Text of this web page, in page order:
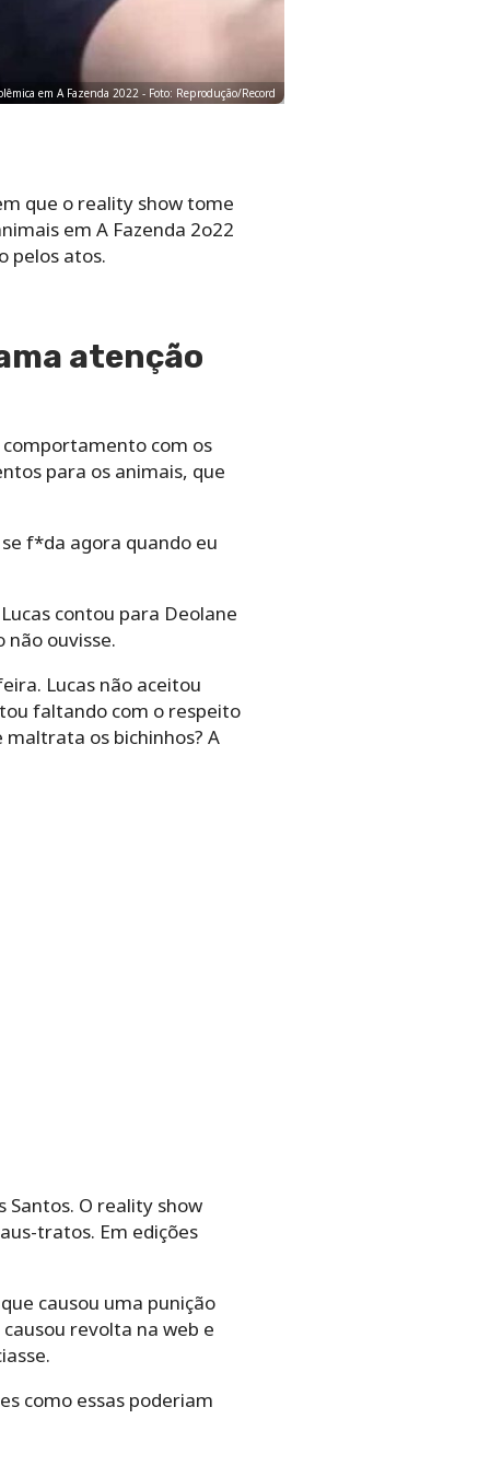
em A Fazenda 2022 - Foto: Reprodução/Record
que o reality show tome
em A Fazenda 2o22
pelos atos.
atenção
comportamento com os
para os animais, que
f*da agora quando eu
contou para Deolane
não ouvisse.
Lucas não aceitou
faltando com o respeito
maltrata os bichinhos? A
Santos. O reality show
tratos. Em edições
causou uma punição
revolta na web e
como essas poderiam